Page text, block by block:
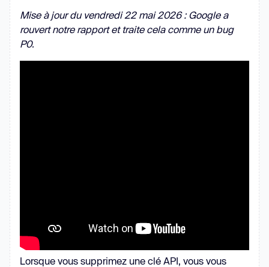
Mise à jour du vendredi 22 mai 2026 : Google a
rouvert notre rapport et traite cela comme un bug
P0.
Lorsque vous supprimez une clé API, vous vous